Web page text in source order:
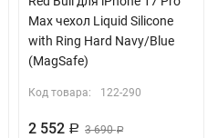
Max чехол Liquid Silicone
with Ring Hard Navy/Blue
(MagSafe)
Код товара: 122-290
2 552 Р 3 690Р